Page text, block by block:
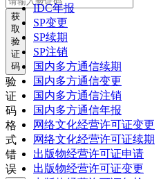
获
取
验
证
码
验
证
码
格
式
错
误
IDC年报
SP变更
SP续期
SP注销
国内多方通信续期
国内多方通信变更
国内多方通信注销
国内多方通信年报
网络文化经营许可证变更
网络文化经营许可证续期
出版物经营许可证申请
出版物经营许可证变更